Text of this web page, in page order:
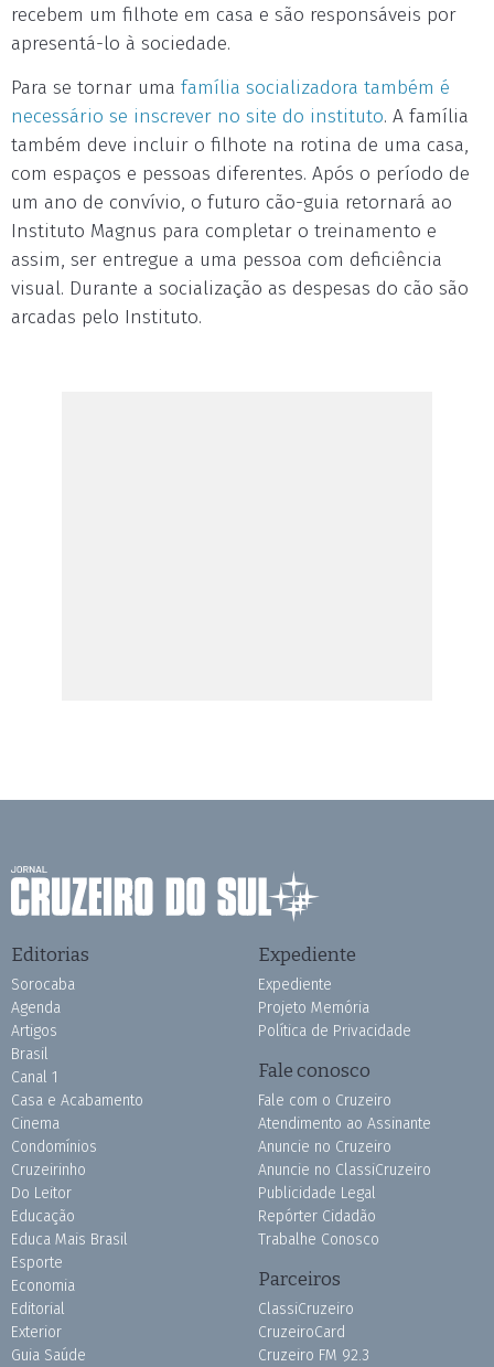
recebem um filhote em casa e são responsáveis por
apresentá-lo à sociedade.
Para se tornar uma família socializadora também é
necessário se inscrever no site do instituto. A família
também deve incluir o filhote na rotina de uma casa,
com espaços e pessoas diferentes. Após o período de
um ano de convívio, o futuro cão-guia retornará ao
Instituto Magnus para completar o treinamento e
assim, ser entregue a uma pessoa com deficiência
visual. Durante a socialização as despesas do cão são
arcadas pelo Instituto.
Editorias
Sorocaba
Agenda
Artigos
Brasil
Canal 1
Casa e Acabamento
Cinema
Condomínios
Cruzeirinho
Do Leitor
Educação
Educa Mais Brasil
Esporte
Economia
Editorial
Exterior
Guia Saúde
Expediente
Expediente
Projeto Memória
Política de Privacidade
Fale conosco
Fale com o Cruzeiro
Atendimento ao Assinante
Anuncie no Cruzeiro
Anuncie no ClassiCruzeiro
Publicidade Legal
Repórter Cidadão
Trabalhe Conosco
Parceiros
ClassiCruzeiro
CruzeiroCard
Cruzeiro FM 92.3